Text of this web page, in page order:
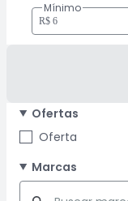
Mínimo
Ofertas
Oferta
Marcas